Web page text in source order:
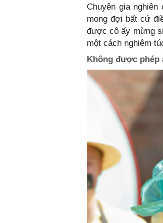
Chuyên gia
mong đợi bất cứ
được cô ấy mừng
một cách nghiêm
Không được phép